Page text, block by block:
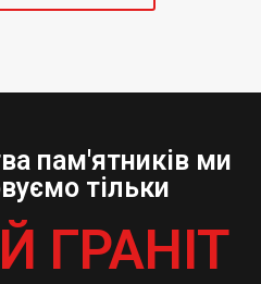
пам'ятників ми
тільки
ГРАНІТ